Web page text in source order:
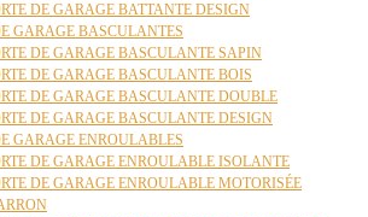
DE GARAGE BATTANTE DESIGN
GARAGE BASCULANTES
DE GARAGE BASCULANTE SAPIN
DE GARAGE BASCULANTE BOIS
DE GARAGE BASCULANTE DOUBLE
DE GARAGE BASCULANTE DESIGN
GARAGE ENROULABLES
DE GARAGE ENROULABLE ISOLANTE
DE GARAGE ENROULABLE MOTORISÉE